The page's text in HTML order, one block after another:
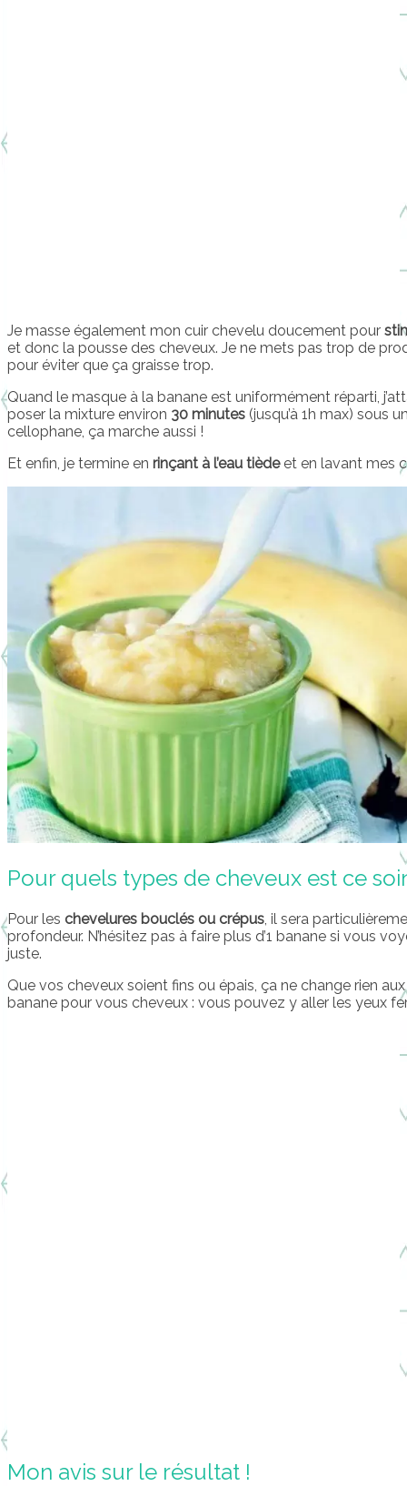
Je masse également mon cuir chevelu doucement pour
et donc la pousse des cheveux. Je ne mets pas trop de
pour éviter que ça graisse trop.
Quand le masque à la banane est uniformément réparti,
poser la mixture environ 30 minutes (jusqu’à 1h max) sous
cellophane, ça marche aussi !
Et enfin, je termine en rinçant à l’eau tièdeet en lavant mes
Pour quels types de cheveux est ce
Pour les chevelures bouclés ou crépus , il sera
profondeur. N’hésitez pas à faire plus d’1 banane si vous
juste.
Que vos cheveux soient fins ou épais, ça ne change rien
banane pour vous cheveux : vous pouvez y aller les yeux
Mon avis sur le résultat !